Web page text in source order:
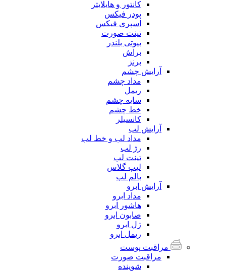
کانتور و هایلایتر
پودر فیکس
اسپری فیکس
تینت صورت
بیوتی بلندر
براش
برنز
آرایش چشم
مداد چشم
ریمل
سایه چشم
خط چشم
کانسیلر
آرایش لب
مداد لب و خط لب
رژ لب
تینت لب
لیپ گلاس
بالم لب
آرایش ابرو
مداد ابرو
هاشور ابرو
صابون ابرو
ژل ابرو
ریمل ابرو
مراقبت پوست
مراقبت صورت
شوینده